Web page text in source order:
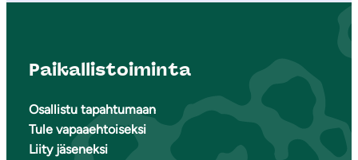
Paikallistoiminta
Osallistu tapahtumaan
Tule vapaaehtoiseksi
Liity jäseneksi